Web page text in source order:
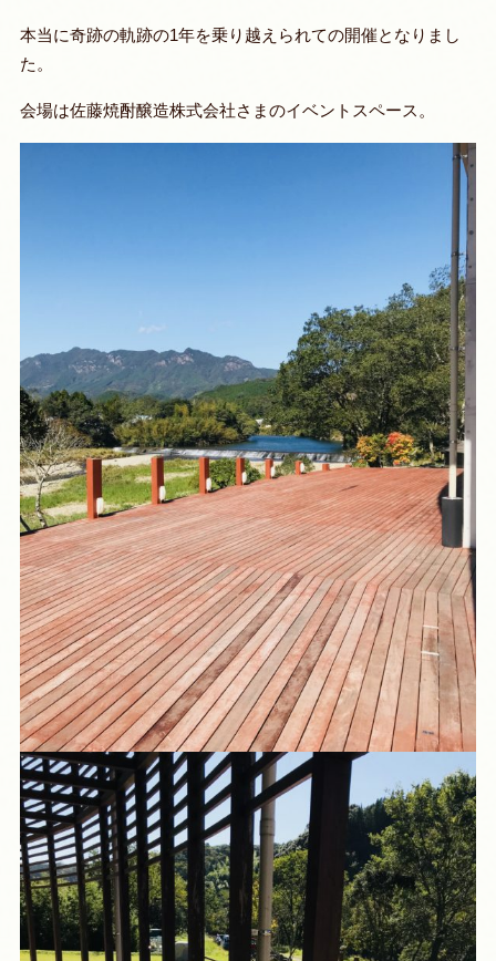
本当に奇跡の軌跡の1年を乗り越えられての開催となりまし
た。
会場は佐藤焼酎醸造株式会社さまのイベントスペース。